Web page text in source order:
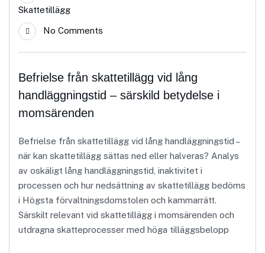
Skattetillägg
No Comments
Befrielse från skattetillägg vid lång
handläggningstid – särskild betydelse i
momsärenden
Befrielse från skattetillägg vid lång handläggningstid –
när kan skattetillägg sättas ned eller halveras? Analys
av oskäligt lång handläggningstid, inaktivitet i
processen och hur nedsättning av skattetillägg bedöms
i Högsta förvaltningsdomstolen och kammarrätt.
Särskilt relevant vid skattetillägg i momsärenden och
utdragna skatteprocesser med höga tilläggsbelopp